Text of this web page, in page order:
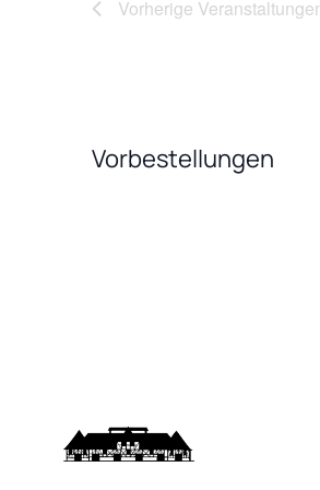
Vorherige
Vorbestellungen